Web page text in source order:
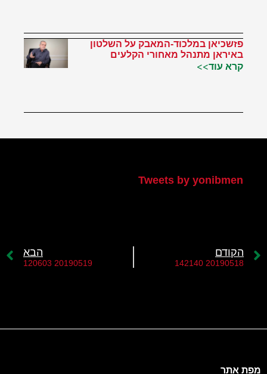
פזשכיאן במלכוד-המאבק על השלטון
באיראן מתנהל מאחורי הקלעים
קרא עוד>>
Tweets by yonibmen
הקודם
20190518 142140
הבא
20190519 120603
מפת אתר